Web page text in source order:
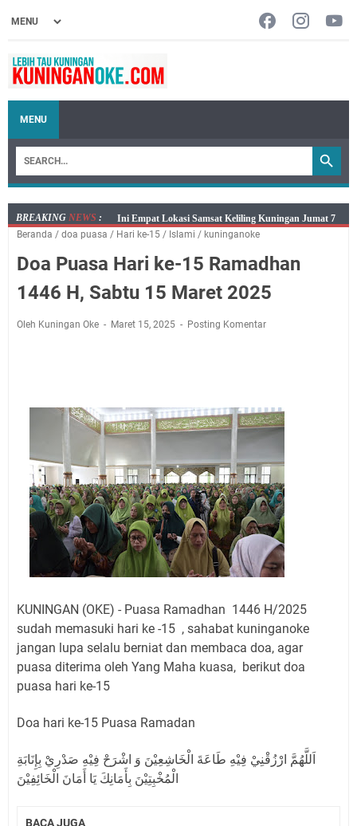
MENU
BREAKING NEWS :
Jumat 7 Agustus 2026 Mobil SIM Keliling Ada di
Kecamatan Sindangagung
Embun Pagi Jumat 8 Agustus 2026: Jika Keberkahan
Kelaparan Meskipun Memiliki Sekarung Penuh Uang
Salat Lima Waktu itu Bukan Cuma Kewajiban, Tapi
Warga Mulai Kesulitan Air Bersih Akibat Kekeringan,
Polres Kuningan dan PAM Tirta Kamuning Salurakan
12 Ribu Liter
Uniku Jadi Tuan Rumah Pendampingan Penyusunan
Dokumen SPMI
Sudahkah Kita Merdeka Dari Hawa Nafsu?
Info Sembako di Pasar Kepuh Kuningan Kamis 6
Agustus 2026, Daging Naik, Telur Turun
Agenda Kegiatan Bupati Kuningan Jumat 7 Agustus
Ini Empat Lokasi Samsat Keliling Kuningan Jumat 7
Beranda / doa puasa / Hari ke-15 / Islami / kuninganoke
Doa Puasa Hari ke-15 Ramadhan
1446 H, Sabtu 15 Maret 2025
Oleh Kuningan Oke Maret 15, 2025 Posting Komentar
KUNINGAN (OKE) - Puasa Ramadhan 1446 H/2025
sudah memasuki hari ke -15 , sahabat kuninganoke
jangan lupa selalu berniat dan membaca doa, agar
puasa diterima oleh Yang Maha kuasa, berikut doa
puasa hari ke-15
Doa hari ke-15 Puasa Ramadan
اَللَّهُمَّ ارْزُقْنِيْ فِيْهِ طَاعَةَ الْخَاشِعِيْنَ وَ اشْرَحْ فِيْهِ صَدْرِيْ بِإِنَابَةِ
الْمُخْبِتِيْنَ بِأَمَانِكَ يَا أَمَانَ الْخَائِفِيْنَ
BACA JUGA